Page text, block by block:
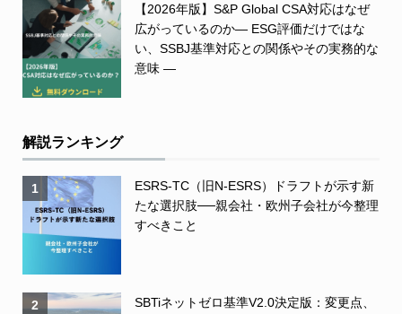
【2026年版】S&P Global CSA対応はなぜ
広がっているのか― ESG評価だけではな
い、SSBJ基準対応との関係やその実務的な
意味 ―
解説ランキング
1
ESRS-TC（旧N-ESRS）ドラフトが示す新
たな選択肢──親会社・欧州子会社が今整理
すべきこと
2
SBTiネットゼロ基準V2.0決定版：変更点、